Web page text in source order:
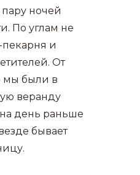
ночей
По углам не
и
От
мы были в
веранду
день раньше
бывает